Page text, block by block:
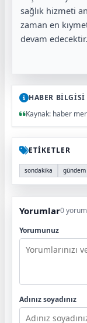
sağlık hizmeti
zaman en
devam edecektir.
HABER BİLGİSİ
Kaynak: haber
ETİKETLER
sondakika gündem
Yorumlar0 yorum
Yorumunuz
Adınız soyadınız